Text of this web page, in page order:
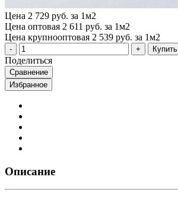
Цена 2 729 руб. за 1м2
Цена оптовая 2 611 руб. за 1м2
Цена крупнооптовая 2 539 руб. за 1м2
Купить
Поделиться
Сравнение
Избранное
Описание